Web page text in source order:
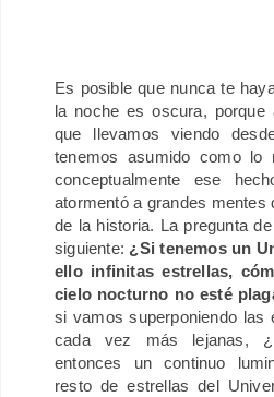
Es posible que nunca te
la noche es oscura,
que llevamos viendo
tenemos asumido como lo
conceptualmente ese
atormentó a grandes mentes
de la historia. La pregunta
siguiente: ¿Si tenemos un
ello infinitas estrellas,
cielo nocturno no esté
si vamos superponiendo las
cada vez más lejanas,
entonces un continuo
resto de estrellas del